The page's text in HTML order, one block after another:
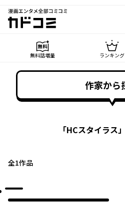
漫画エンタメ全部コミコミ
カドコミ
無料話増量 ランキング
作家から
「HCスタイラス
全1作品